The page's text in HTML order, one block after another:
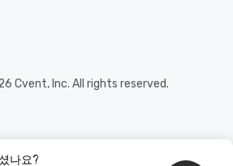
나요?
Cvent, Inc. All rights reserved.